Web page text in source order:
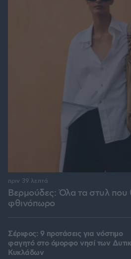
Βερμούδες: Όλα τα στυλ που
φθινόπωρο
πριν 39 λεπτά
Σέριφος: 9 προτάσεις για νόστιμο
φαγητό στο όμορφο νησί των
Κυκλάδων